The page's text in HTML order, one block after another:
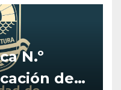
N.º
de